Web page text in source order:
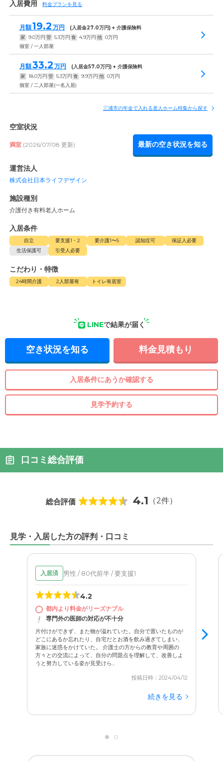
入居費用 料金プランを見る
月額19.2 万円 (入居金27.0万円) + 介護保険料
家 9.0万円 管 5.3万円 食 4.9万円 他 0万円
個室 / 一人部屋
月額33.2 万円 (入居金57.0万円) + 介護保険料
家 18.0万円 管 5.3万円 食 9.9万円 他 0万円
個室 / 二人部屋(一名入居)
三浦市の年金で入れる老人ホーム特集から探す
空室状況
満室 (2026/07/08 更新) 最新の空き状況を知る
運営法人
株式会社日本ライフデザイン
施設種別
介護付き有料老人ホーム
入居条件
自立 要支援1・2 要介護1〜5 認知症可
保証人必要
生活保護可
引受人必要
こだわり・特徴
24時間介護 2人部屋有 トイレ有居室
LINEで結果が届く
空き状況を知る 料金見積もり
入居条件にあうか確認する
見学予約する
口コミ総合評価
総合評価 4.1 （2件）
見学・入居した方の評判・口コミ
入居済 男性 / 80代前半 / 要支援1
4.2
都内より料金がリーズナブル
専門外の医師の対応が不十分
片付けができず、また物が溢れていた。自分で置いたものが
どこにあるか忘れたり、自宅だとお酒を飲み過ぎてしまい、
家族に迷惑をかけていた。 介護士の方からの教育や周囲の
方々との交流によって、自分の問題点を理解して、改善しよ
うと努力している姿が見受けら...
投稿日時：2024/04/12
続きを見る